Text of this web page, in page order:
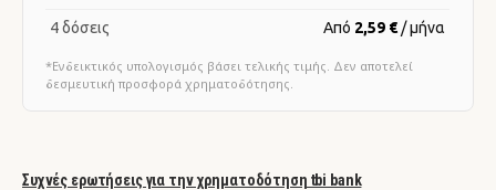
Συχνές ερωτήσεις για την χρηματοδότηση tbi bank
4 δόσεις Από 2,59 € / μήνα
*Ενδεικτικός υπολογισμός βάσει τελικής τιμής. Δεν αποτελεί
δεσμευτική προσφορά χρηματοδότησης.